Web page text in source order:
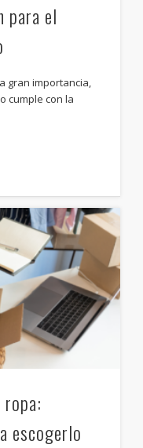
para el
gran importancia,
cumple con la
escogerlo